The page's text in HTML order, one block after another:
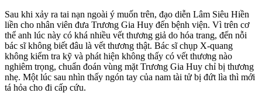
Sau khi xảy ra tai nạn ngoài ý muốn trên, đạo diễn Lâm Siêu Hiền
liền cho nhân viên đưa Trương Gia Huy đến bệnh viện. Vì trên c‌ơ
th‌ể anh lúc này có khá nhiều vết thương giả do hóa trang, đến nỗi
bác sĩ không biết đâu là vết thương thật. Bác sĩ chụp X-quang
không kiểm tra kỹ và phát hiện không thấy có vết thương nào
nghiêm trọng, chuẩn đoán vùng mặt Trương Gia Huy chỉ bị thương
nhẹ. Một lúc sau nhìn thấy ngón tay của nam tài tử bị đứt lìa thì mới
tá hỏa cho đi cấp cứu.